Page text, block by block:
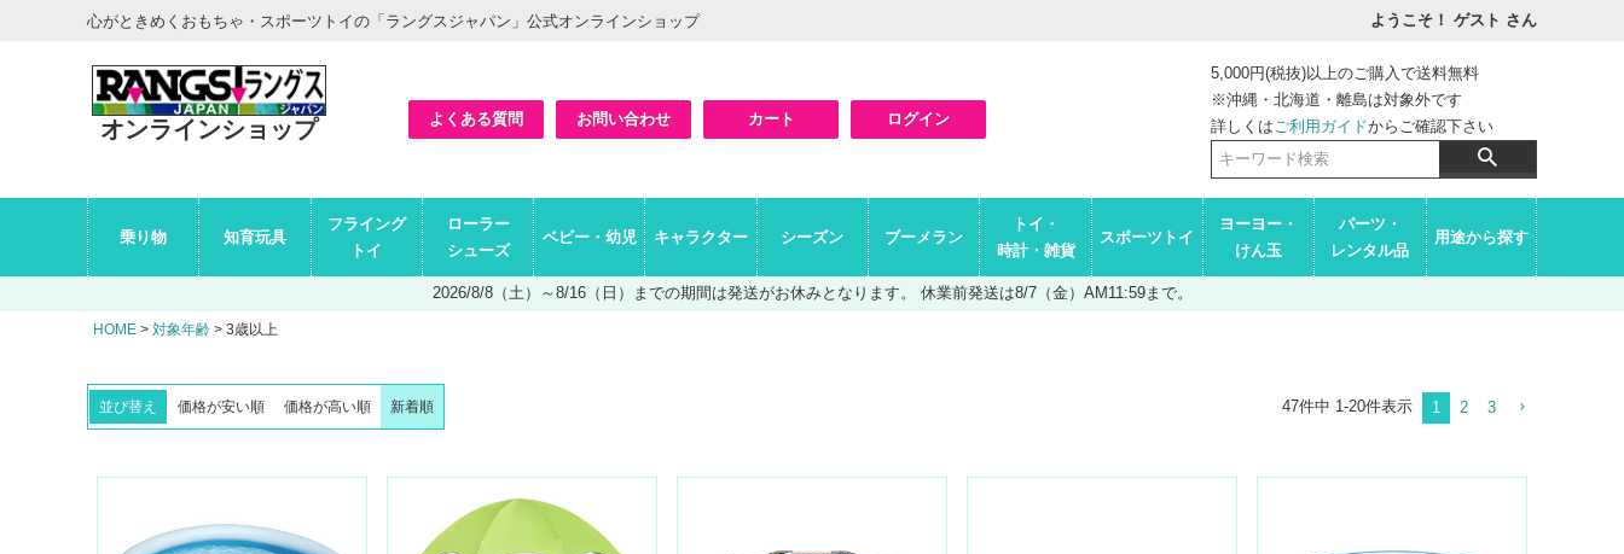
心がときめくおもちゃ・スポーツトイの「ラングスジャパン」公式オンラインショップ ようこそ！ ゲスト さん
オンラインショップ よくある質問 お問い合わせ カート ログイン
5,000円(税抜)以上のご購入で送料無料
※沖縄・北海道・離島は対象外です
詳しくはご利用ガイドからご確認下さい
ル
ビ
乗り物 知育玩具
フライング
トイ
ローラー
シューズ
ベビー・幼児 キャラクター シーズン ブーメラン
トイ・
時計・雑貨
スポーツトイ
ヨーヨー・
けん玉
パーツ・
レンタル品
用途から探す
2026/8/8（土）～8/16（日）までの期間は発送がお休みとなります。 休業前発送は8/7（金）AM11:59まで。
HOME 対象年齢 3歳以上
並び替え 価格が安い順 価格が高い順 新着順 47件中 1-20件表示 1 2 3